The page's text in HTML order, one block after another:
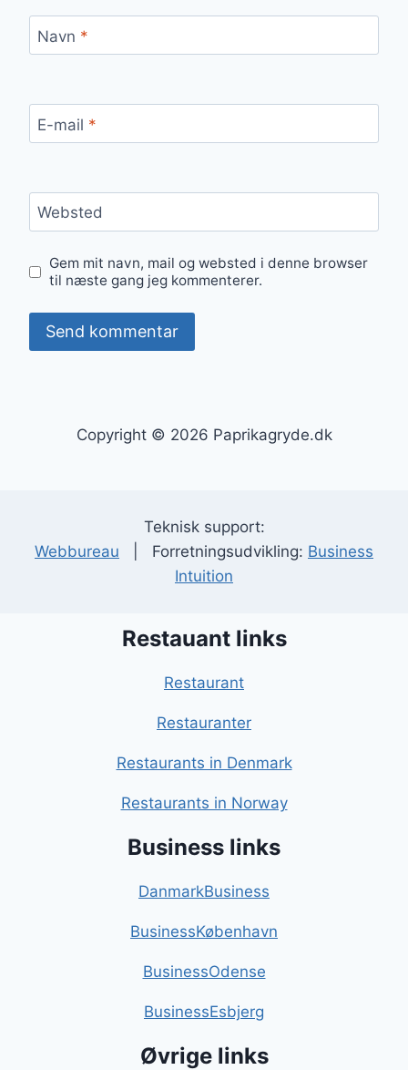
Navn *
E-mail *
Websted
Gem mit navn, mail og websted i denne browser
til næste gang jeg kommenterer.
Copyright © 2026 Paprikagryde.dk
Teknisk support:
Webbureau | Forretningsudvikling: Business
Intuition
Restauant links
Restaurant
Restauranter
Restaurants in Denmark
Restaurants in Norway
Business links
DanmarkBusiness
BusinessKøbenhavn
BusinessOdense
BusinessEsbjerg
Øvrige links